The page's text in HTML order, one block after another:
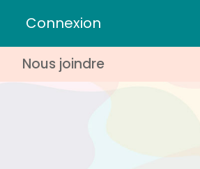
Connexion
Nous joindre